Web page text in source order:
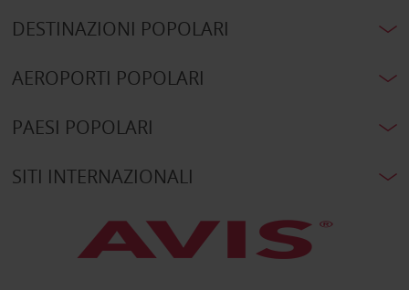
DESTINAZIONI POPOLARI
AEROPORTI POPOLARI
PAESI POPOLARI
SITI INTERNAZIONALI